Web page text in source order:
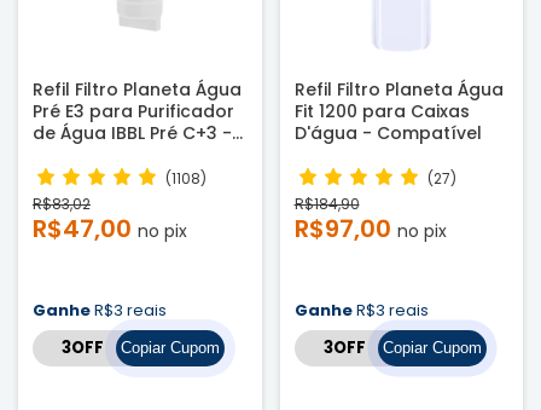
Refil Filtro Planeta Água
Pré E3 para Purificador
de Água IBBL Pré C+3 -
(1108)
R$83,02
R$47,00 no pix
GanheR$3 reais
Copiar Cupom
Refil Filtro Planeta Água
Fit 1200 para Caixas
D'água - Compatível
(27)
R$184,90
R$97,00 no pix
GanheR$3 reais
Copiar Cupom